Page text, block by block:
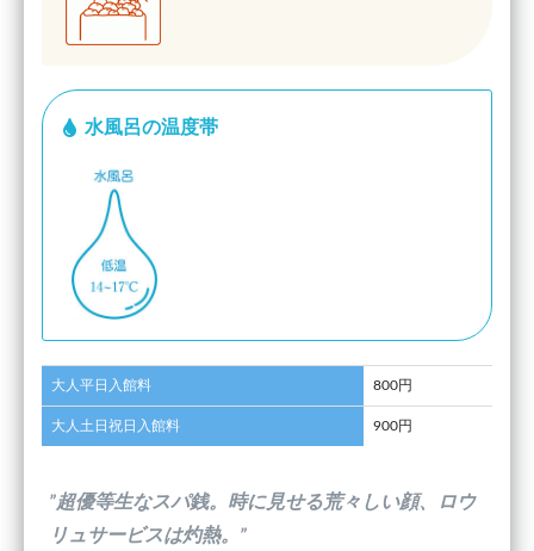
水風呂の温度帯
大人平日入館料 800円
大人土日祝日入館料 900円
”超優等生なスパ銭。時に見せる荒々しい顔、ロウ
リュサービスは灼熱。”